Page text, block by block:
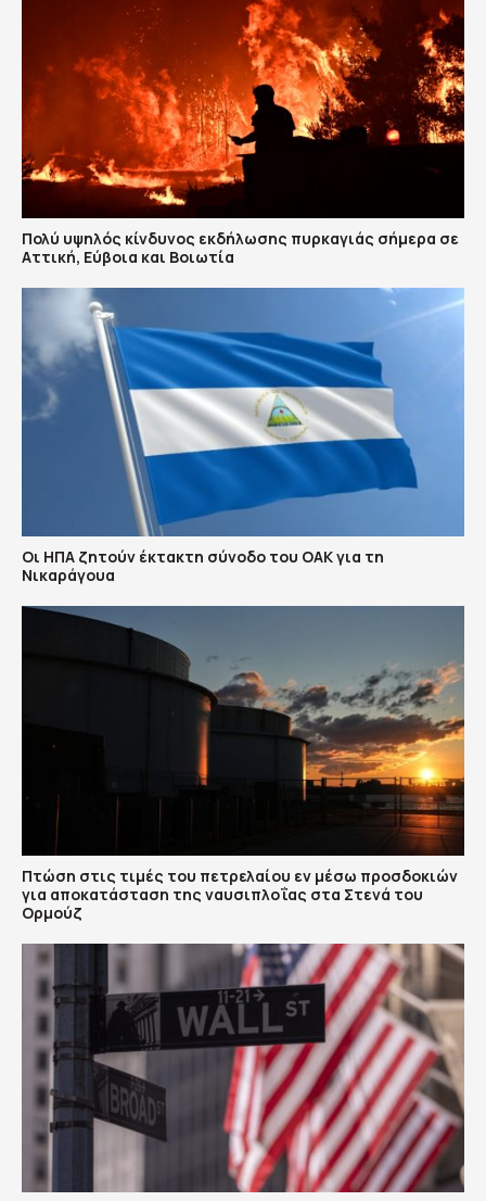
Πολύ υψηλός κίνδυνος εκδήλωσης πυρκαγιάς σήμερα σε
Αττική, Εύβοια και Βοιωτία
Οι ΗΠΑ ζητούν έκτακτη σύνοδο του ΟΑΚ για τη
Νικαράγουα
Πτώση στις τιμές του πετρελαίου εν μέσω προσδοκιών
για αποκατάσταση της ναυσιπλοΐας στα Στενά του
Ορμούζ